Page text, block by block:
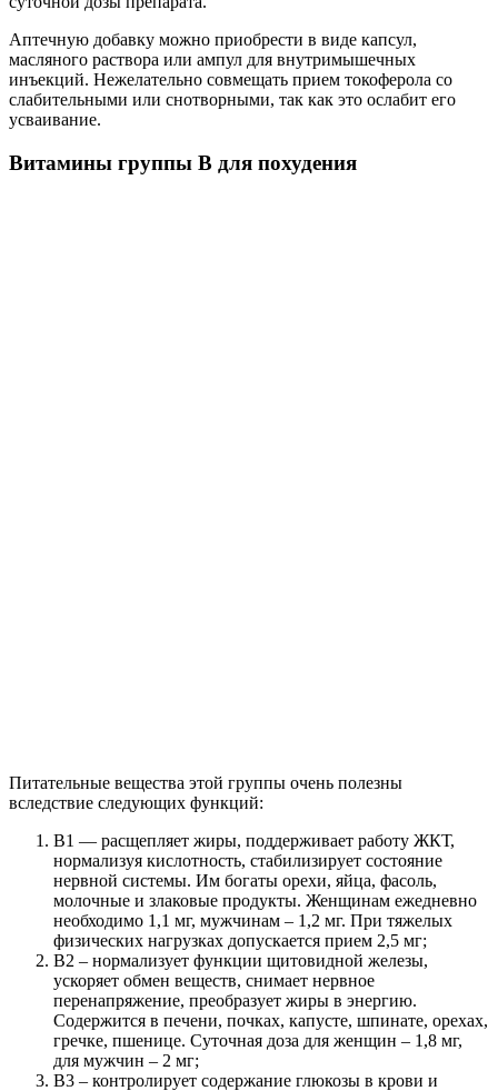
Аптечную добавку можно приобрести в виде капсул,
масляного раствора или ампул для внутримышечных
инъекций. Нежелательно совмещать прием токоферола со
слабительными или снотворными, так как это ослабит его
усваивание.
Витамины группы В для похудения
Питательные вещества этой группы очень полезны
вследствие следующих функций:
В1 — расщепляет жиры, поддерживает работу ЖКТ,
нормализуя кислотность, стабилизирует состояние
нервной системы. Им богаты орехи, яйца, фасоль,
молочные и злаковые продукты. Женщинам ежедневно
необходимо 1,1 мг, мужчинам – 1,2 мг. При тяжелых
физических нагрузках допускается прием 2,5 мг;
В2 – нормализует функции щитовидной железы,
ускоряет обмен веществ, снимает нервное
перенапряжение, преобразует жиры в энергию.
Содержится в печени, почках, капусте, шпинате, орехах,
гречке, пшенице. Суточная доза для женщин – 1,8 мг,
для мужчин – 2 мг;
В3 – контролирует содержание глюкозы в крови и